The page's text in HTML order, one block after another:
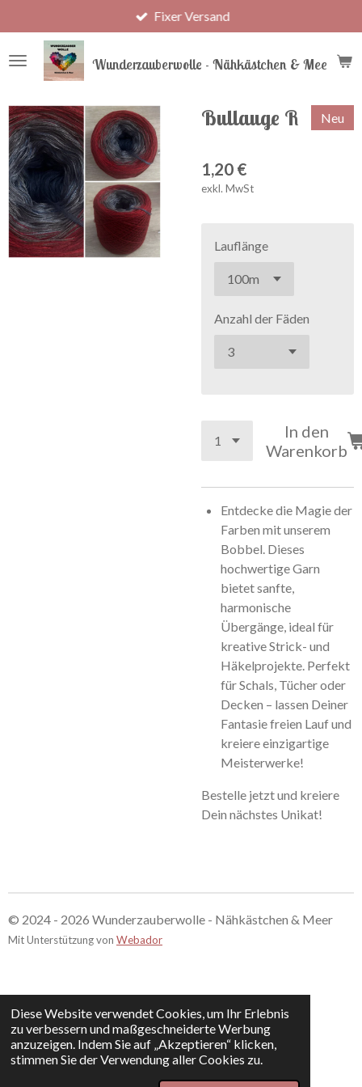
Diese Website verwendet Cookies, um Ihr Erlebnis
zu verbessern und maßgeschneiderte Werbung
anzuzeigen. Indem Sie auf „Akzeptieren“ klicken,
stimmen Sie der Verwendung aller Cookies zu.
Hauptinhalt
springen
Wunderzauberwolle - Nähkästchen & Meer
Fixer Versand
Bullauge R Neu
1,20 €
exkl. MwSt
Lauflänge
Anzahl der Fäden
In den
Warenkorb
Entdecke die Magie der
Farben mit unserem
Bobbel. Dieses
hochwertige Garn
bietet sanfte,
harmonische
Übergänge, ideal für
kreative Strick- und
Häkelprojekte. Perfekt
für Schals, Tücher oder
Decken – lassen Deiner
Fantasie freien Lauf und
kreiere einzigartige
Meisterwerke!
Bestelle jetzt und kreiere
Dein nächstes Unikat!
© 2024 - 2026 Wunderzauberwolle - Nähkästchen & Meer
Mit Unterstützung von Webador